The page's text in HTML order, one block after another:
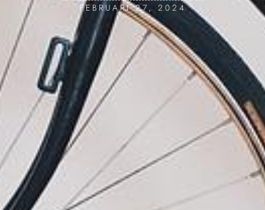
FEBRUARI 27, 2024